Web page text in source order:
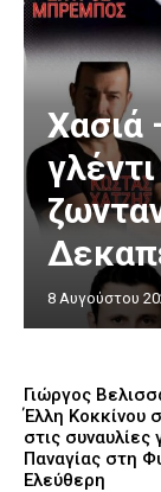
Χασιά
8 Αυγούστου
Γιώργος
Έλλη Κοκκίνου
στις
Παναγίας στη
Ελεύθερη